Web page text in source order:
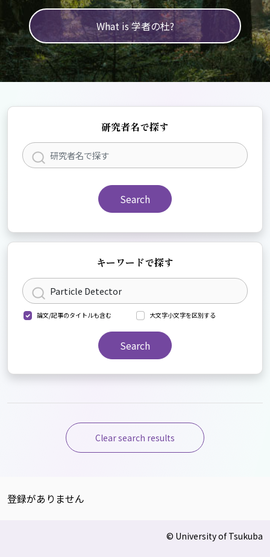
What is 学者の杜?
研究者名で探す
Search
キーワードで探す
論文/記事のタイトルも含む 大文字小文字を区別する
Search
Clear search results
登録がありません
© University of Tsukuba